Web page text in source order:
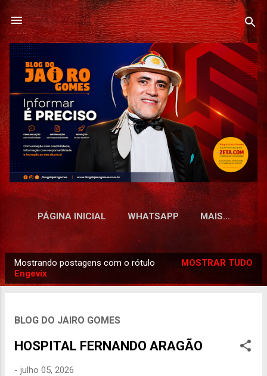
Pular para o conteúdo principal
PÁGINA INICIAL WHATSAPP MAIS…
o
Mostrando postagens com o rótulo
Engevix
MOSTRAR TUDO
BLOG DO JAIRO GOMES
HOSPITAL FERNANDO ARAGÃO
- julho 05, 2026